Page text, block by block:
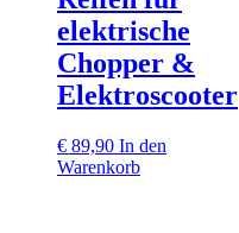
elektrische
Chopper &
Elektroscooter
€ 89,90 In den
Warenkorb